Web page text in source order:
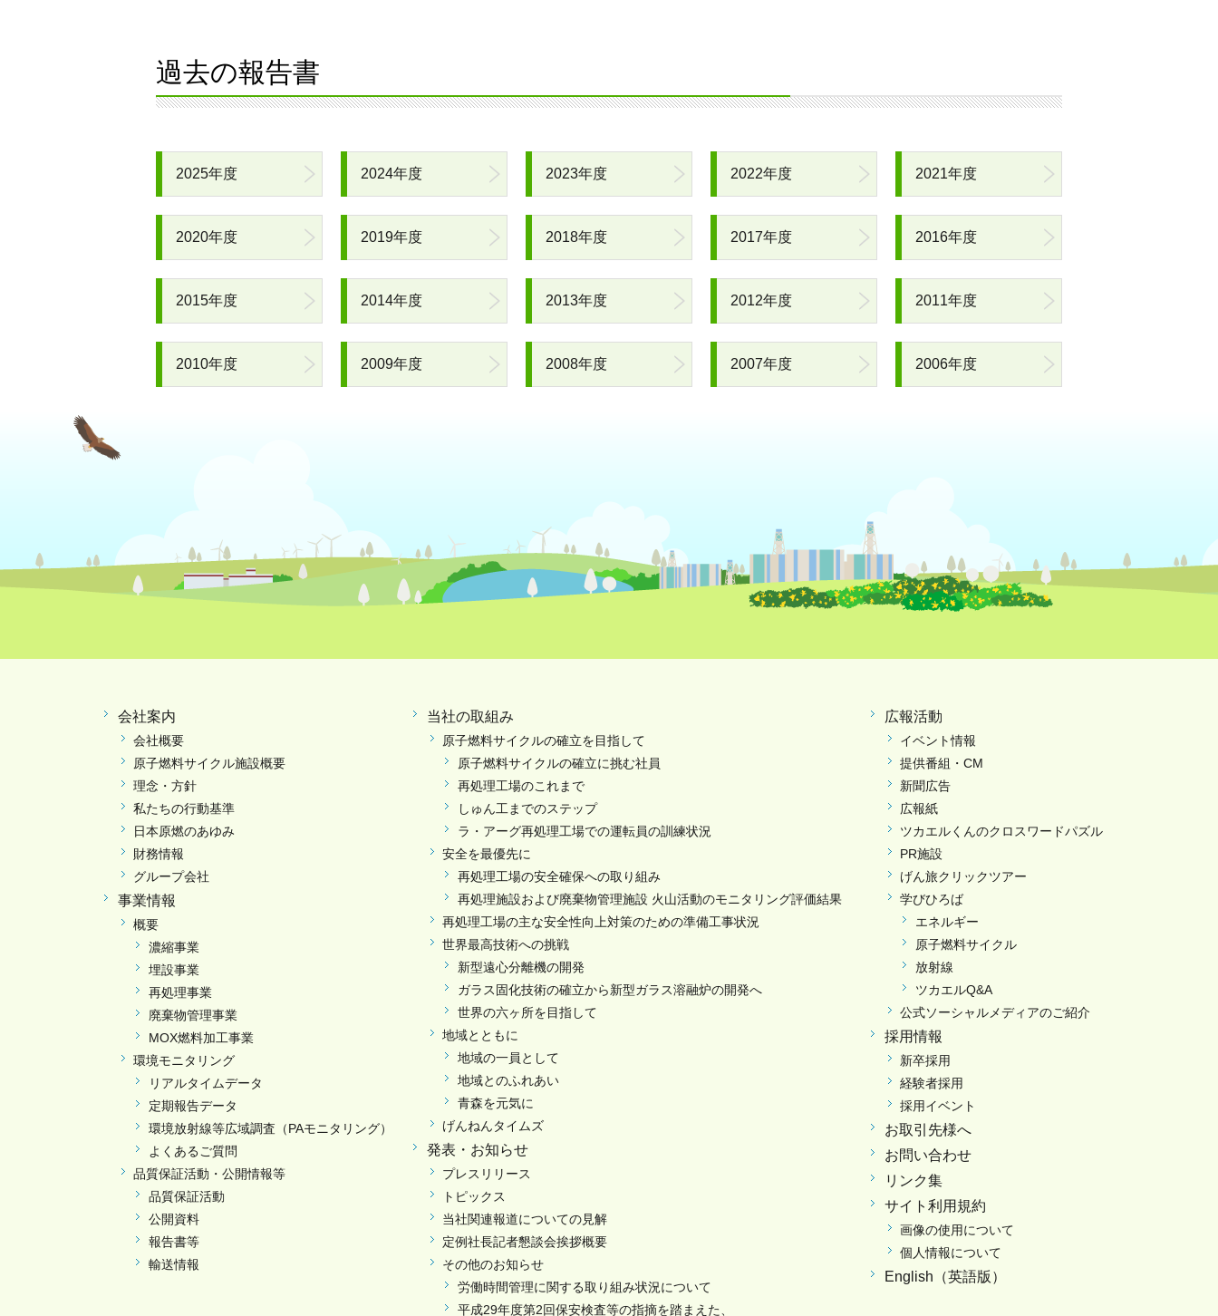
過去の報告書
2025年度 2024年度 2023年度 2022年度 2021年度
2020年度 2019年度 2018年度 2017年度 2016年度
2015年度 2014年度 2013年度 2012年度 2011年度
2010年度 2009年度 2008年度 2007年度 2006年度
会社案内
会社概要
原子燃料サイクル施設概要
理念・方針
私たちの行動基準
日本原燃のあゆみ
財務情報
グループ会社
事業情報
概要
濃縮事業
埋設事業
再処理事業
廃棄物管理事業
MOX燃料加工事業
環境モニタリング
リアルタイムデータ
定期報告データ
環境放射線等広域調査（PAモニタリング）
よくあるご質問
品質保証活動・公開情報等
品質保証活動
公開資料
報告書等
輸送情報
当社の取組み
原子燃料サイクルの確立を目指して
原子燃料サイクルの確立に挑む社員
再処理工場のこれまで
しゅん工までのステップ
ラ・アーグ再処理工場での運転員の訓練状況
安全を最優先に
再処理工場の安全確保への取り組み
再処理施設および廃棄物管理施設 火山活動のモニタリング評価結果
再処理工場の主な安全性向上対策のための準備工事状況
世界最高技術への挑戦
新型遠心分離機の開発
ガラス固化技術の確立から新型ガラス溶融炉の開発へ
世界の六ヶ所を目指して
地域とともに
地域の一員として
地域とのふれあい
青森を元気に
げんねんタイムズ
発表・お知らせ
プレスリリース
トピックス
当社関連報道についての見解
定例社長記者懇談会挨拶概要
その他のお知らせ
労働時間管理に関する取り組み状況について
平成29年度第2回保安検査等の指摘を踏まえた、
広報活動
イベント情報
提供番組・CM
新聞広告
広報紙
ツカエルくんのクロスワードパズル
PR施設
げん旅クリックツアー
学びひろば
エネルギー
原子燃料サイクル
放射線
ツカエルQ&A
公式ソーシャルメディアのご紹介
採用情報
新卒採用
経験者採用
採用イベント
お取引先様へ
お問い合わせ
リンク集
サイト利用規約
画像の使用について
個人情報について
English（英語版）